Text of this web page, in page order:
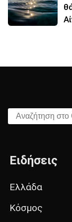
Αναζήτηση στο
Ειδήσεις
Ελλάδα
Κόσμος